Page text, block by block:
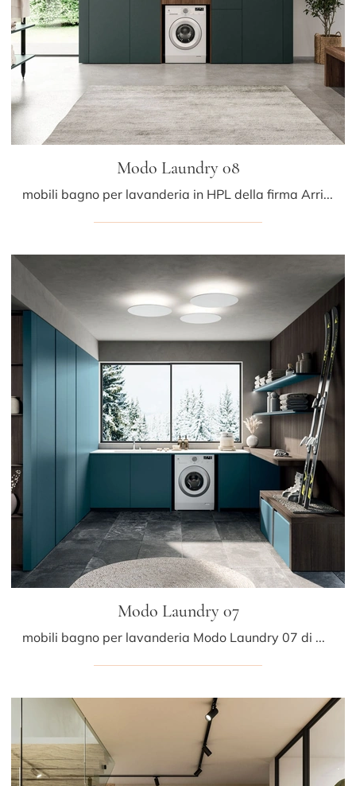
Modo Laundry 08
mobili bagno per lavanderia in HPL della firma Arrital: clicca e scopri l'arredo bagno moderno Modo Laundry 08 per il bagno di casa.
Modo Laundry 07
mobili bagno per lavanderia Modo Laundry 07 di Arrital: scopri l'Arredo Bagno in laccato opaco moderno e arreda il bagno di casa.